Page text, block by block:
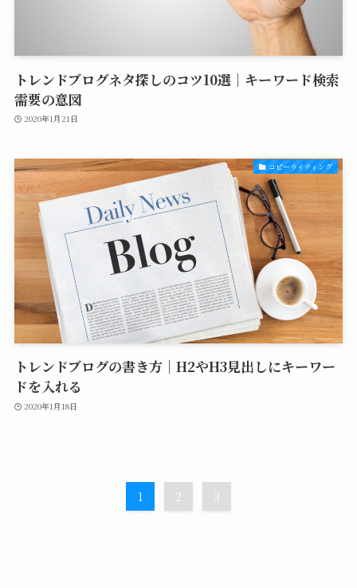
トレンドブログネタ探しのコツ10選｜キーワード検索
需要の意図
2020年1月21日
コピーライティング
トレンドブログの書き方｜H2やH3見出しにキーワー
ドを入れる
2020年1月18日
1 2 3